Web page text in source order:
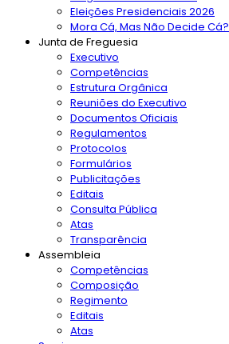
Eleições Presidenciais 2026
Mora Cá, Mas Não Decide Cá?
Junta de Freguesia
Executivo
Competências
Estrutura Orgânica
Reuniões do Executivo
Documentos Oficiais
Regulamentos
Protocolos
Formulários
Publicitações
Editais
Consulta Pública
Atas
Transparência
Assembleia
Competências
Composição
Regimento
Editais
Atas